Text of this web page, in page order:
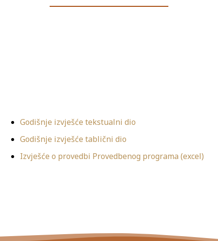
Godišnje izvješće tekstualni dio
Godišnje izvješće tablični dio
Izvješće o provedbi Provedbenog programa (excel)